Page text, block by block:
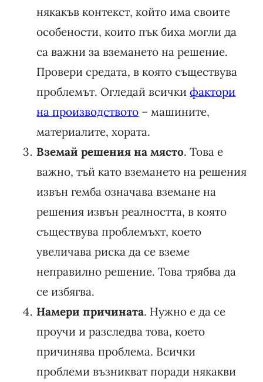
някакъв контекст, който има своите
особености, които пък биха могли да
са важни за вземането на решение.
Провери средата, в която съществува
проблемът. Огледай всичкифактори
на производството – машините,
материалите, хората.
Вземай решения на място. Това е
важно, тъй като вземането на решения
извън гемба означава вземане на
решения извън реалността, в която
съществува проблемъхт, което
увеличава риска да се вземе
неправилно решение. Това трябва да
се избягва.
Намери причината. Нужно е да се
проучи и разследва това, което
причинява проблема. Всички
проблеми възникват поради някакви